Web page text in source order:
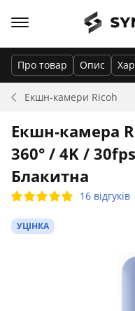
Екшн-камери Ricoh
Про товар Опис
Екшн-камера
360° / 4K /
Блакитна
16 відгуків
УЦІНКА